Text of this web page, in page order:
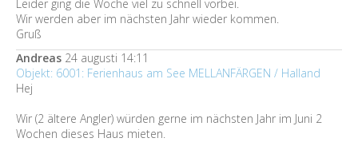
Leider ging die Woche viel zu schnell vorbei.
Wir werden aber im nächsten Jahr wieder kommen.
Gruß
Andreas 24 augusti 14:11
Objekt: 6001: Ferienhaus am See MELLANFÄRGEN / Halland
Hej
Wir (2 ältere Angler) würden gerne im nächsten Jahr im Juni 2
Wochen dieses Haus mieten.